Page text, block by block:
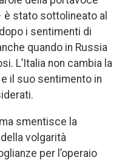
stato sottolineato al
i sentimenti di
quando in Russia
L’Italia non cambia la
il suo sentimento in
smentisce la
volgarità
per l’operaio